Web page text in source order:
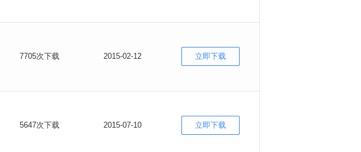
7705次下载 2015-02-12 立即下载
5647次下载 2015-07-10 立即下载